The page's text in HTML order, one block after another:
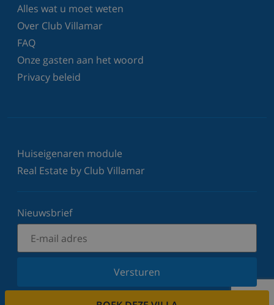
Alles wat u moet weten
Over Club Villamar
FAQ
Onze gasten aan het woord
Privacy beleid
Huiseigenaren module
Real Estate by Club Villamar
Nieuwsbrief
Versturen
Schrijf u in voor onze nieuwsbrief en blijf op de